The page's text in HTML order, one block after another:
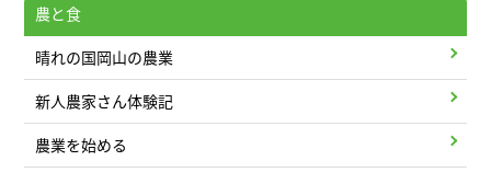
農と食
晴れの国岡山の農業
新人農家さん体験記
農業を始める